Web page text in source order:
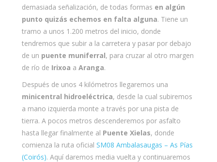
demasiada señalización, de todas formas en algún
punto quizás echemos en falta alguna. Tiene un
tramo a unos 1.200 metros del inicio, donde
tendremos que subir a la carretera y pasar por debajo
de un puente muniferral, para cruzar al otro margen
de río de Irixoa a Aranga.
Después de unos 4 kilómetros llegaremos una
minicentral hidroeléctrica, desde la cual subiremos
a mano izquierda monte a través por una pista de
tierra. A pocos metros descenderemos por asfalto
hasta llegar finalmente al Puente Xielas, donde
comienza la ruta oficial SM08 Ambalasaugas – As Pías
(Coirós). Aquí daremos media vuelta y continuaremos